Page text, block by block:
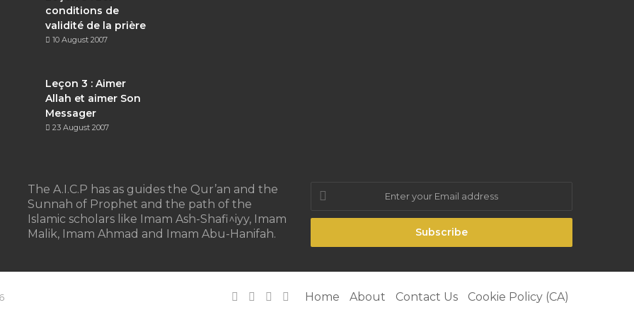
conditions de
validité de la prière
10 August 2007
Leçon 3 : Aimer
Allah et aimer Son
Messager
23 August 2007
The A.I.C.P has as guides the Qur’an and the
Sunnah of Prophet and the path of the
Islamic scholars like Imam Ash-Shafi^iyy, Imam
Malik, Imam Ahmad and Imam Abu-Hanifah.
Enter
your
Email
Home About Contact Us Cookie Policy (CA)
FacebookYouTube
Instagram